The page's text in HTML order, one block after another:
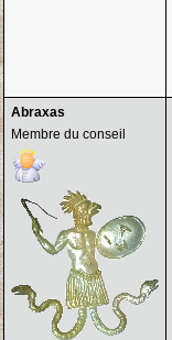
Abraxas
Membre du conseil